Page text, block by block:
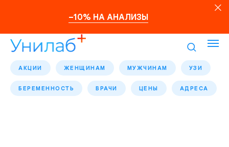
–10% НА АНАЛИЗЫ
АКЦИИ ЖЕНЩИНАМ МУЖЧИНАМ УЗИ
БЕРЕМЕННОСТЬ ВРАЧИ ЦЕНЫ АДРЕСА